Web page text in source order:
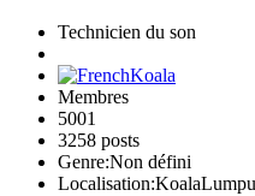
Technicien du son
Membres
5001
3258 posts
Genre:Non défini
Localisation: